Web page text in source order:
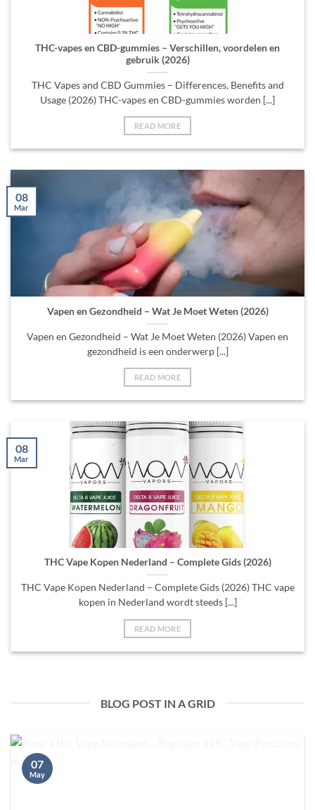
THC-vapes en CBD-gummies – Verschillen, voordelen en
gebruik (2026)
THC Vapes and CBD Gummies – Differences, Benefits and
Usage (2026) THC-vapes en CBD-gummies worden [...]
READ MORE
Vapen en Gezondheid – Wat Je Moet Weten (2026)
Vapen en Gezondheid – Wat Je Moet Weten (2026) Vapen en
gezondheid is een onderwerp [...]
READ MORE
08
Mar
THC Vape Kopen Nederland – Complete Gids (2026)
THC Vape Kopen Nederland – Complete Gids (2026) THC vape
kopen in Nederland wordt steeds [...]
READ MORE
08
Mar
BLOG POST IN A GRID
07
May